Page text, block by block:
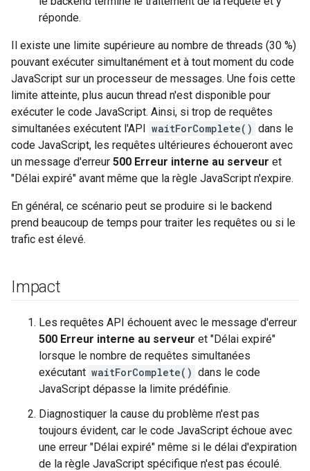
réponde.
Il existe une limite supérieure au nombre de threads (30 %)
pouvant exécuter simultanément et à tout moment du code
JavaScript sur un processeur de messages. Une fois cette
limite atteinte, plus aucun thread n'est disponible pour
exécuter le code JavaScript. Ainsi, si trop de requêtes
simultanées exécutent l'API waitForComplete() dans le
code JavaScript, les requêtes ultérieures échoueront avec
un message d'erreur 500 Erreur interne au serveur et
"Délai expiré" avant même que la règle JavaScript n'expire.
En général, ce scénario peut se produire si le backend
prend beaucoup de temps pour traiter les requêtes ou si le
trafic est élevé.
Impact
Les requêtes API échouent avec le message d'erreur
500 Erreur interne au serveur et "Délai expiré"
lorsque le nombre de requêtes simultanées
exécutant waitForComplete() dans le code
JavaScript dépasse la limite prédéfinie.
Diagnostiquer la cause du problème n'est pas
toujours évident, car le code JavaScript échoue avec
une erreur "Délai expiré" même si le délai d'expiration
de la règle JavaScript spécifique n'est pas écoulé.